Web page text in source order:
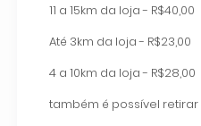
11 a 15km da loja - R$40,00
Até 3km da loja - R$23,00
4 a 10km da loja - R$28,00
também é possível